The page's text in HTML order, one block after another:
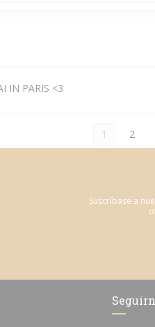
IN PARIS <3
1 2
Suscríbase a